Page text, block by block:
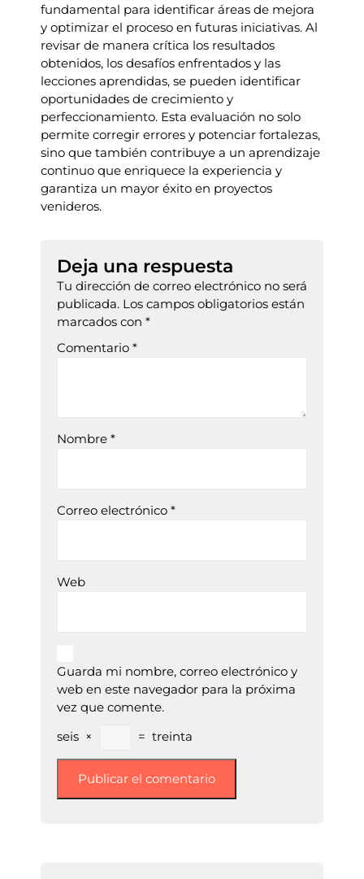
fundamental para identificar áreas de mejora
y optimizar el proceso en futuras iniciativas. Al
revisar de manera crítica los resultados
obtenidos, los desafíos enfrentados y las
lecciones aprendidas, se pueden identificar
oportunidades de crecimiento y
perfeccionamiento. Esta evaluación no solo
permite corregir errores y potenciar fortalezas,
sino que también contribuye a un aprendizaje
continuo que enriquece la experiencia y
garantiza un mayor éxito en proyectos
venideros.
Deja una respuesta
Tu dirección de correo electrónico no será
publicada. Los campos obligatorios están
marcados con *
Comentario *
Nombre *
Correo electrónico *
Web
Guarda mi nombre, correo electrónico y
web en este navegador para la próxima
vez que comente.
seis × = treinta